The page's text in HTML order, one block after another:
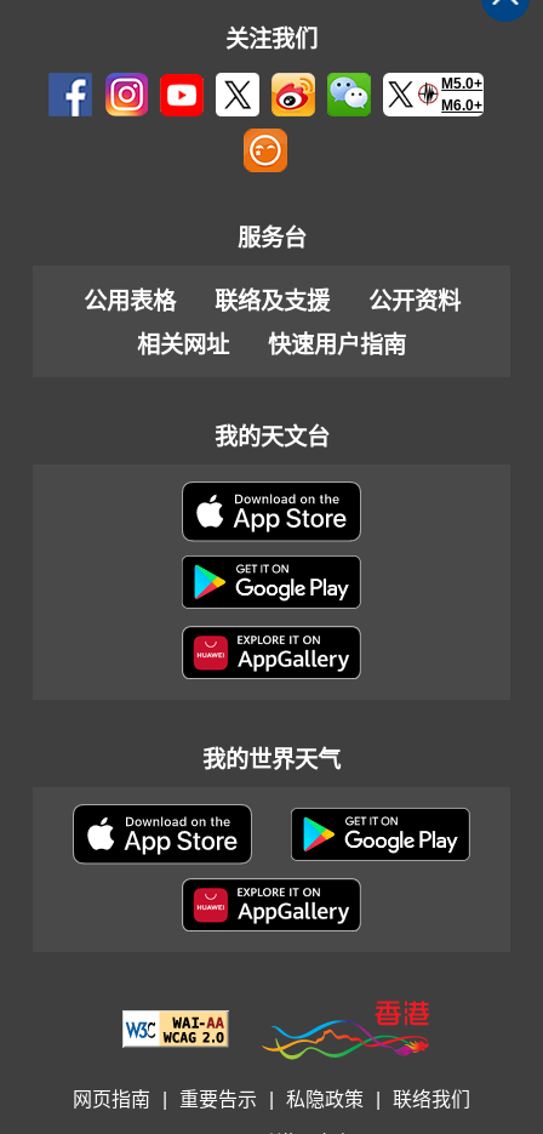
关注我们
M5.0+
M6.0+
服务台
公用表格 联络及支援
公开资料
相关网址
快速用户指南
我的天文台
我的世界天气
网页指南 重要告示 私隐政策 联络我们